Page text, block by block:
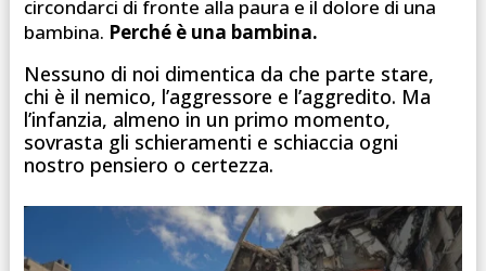
circondarci di fronte alla paura e il dolore di una
bambina. Perché è una bambina.
Nessuno di noi dimentica da che parte stare,
chi è il nemico, l’aggressore e l’aggredito. Ma
l’infanzia, almeno in un primo momento,
sovrasta gli schieramenti e schiaccia ogni
nostro pensiero o certezza.